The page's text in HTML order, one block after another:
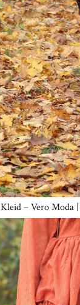
Kleid – Vero Moda